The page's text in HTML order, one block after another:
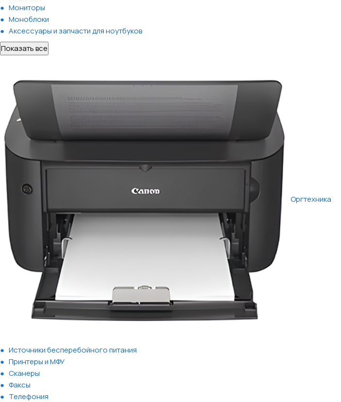
Мониторы
Моноблоки
Аксессуары и запчасти для ноутбуков
Показать все
Оргтехника
Источники бесперебойного питания
Принтеры и МФУ
Сканеры
Факсы
Телефония